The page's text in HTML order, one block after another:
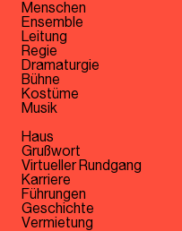
Menschen
Ensemble
Leitung
Regie
Dramaturgie
Bühne
Kostüme
Musik
Haus
Grußwort
Virtueller Rundgang
Karriere
Führungen
Geschichte
Vermietung